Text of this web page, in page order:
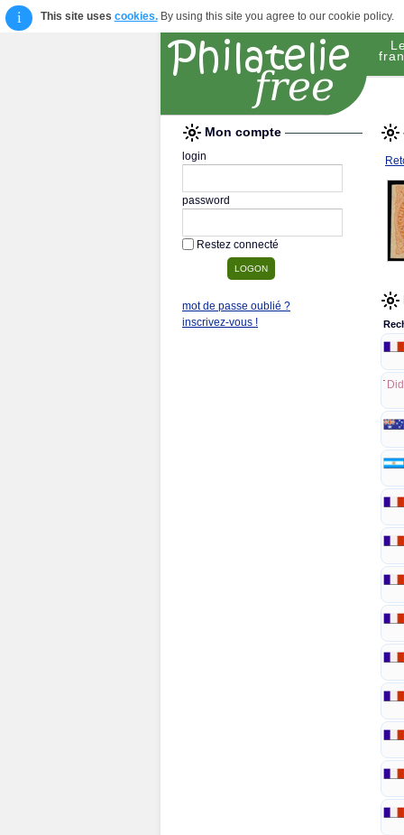
i This site uses cookies.By using this site you agree to our cookie policy.
Mon compte
login
password
Restez connecté
mot de passe oublié ?
inscrivez-vous !